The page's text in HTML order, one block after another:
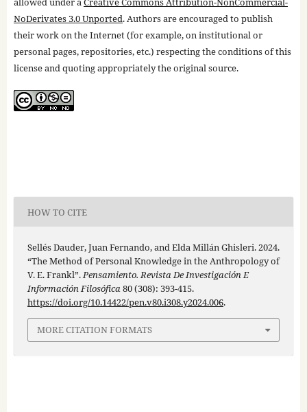
NoDerivates 3.0 Unported. Authors are encouraged to publish
their work on the Internet (for example, on institutional or
personal pages, repositories, etc.) respecting the conditions of this
license and quoting appropriately the original source.
HOW TO CITE
Sellés Dauder, Juan Fernando, and Elda Millán Ghisleri. 2024.
“The Method of Personal Knowledge in the Anthropology of
V. E. Frankl”.Pensamiento. Revista De Investigación E
Información Filosófica80 (308): 393-415.
https://doi.org/10.14422/pen.v80.i308.y2024.006.
MORE CITATION FORMATS